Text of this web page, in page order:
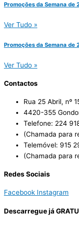
Promoções da Semana de
Ver Tudo »
Promoções da Semana de
Ver Tudo »
Contactos
Rua 25 Abril, nº
4420-355
Telefone: 224
(Chamada para
Telemóvel: 915
(Chamada para
Redes Sociais
Facebook Instagram
Descarregue já